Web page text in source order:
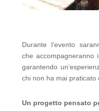
Durante l’evento
che accompagneranno
garantendo
chi non ha mai praticato
Un progetto pensato